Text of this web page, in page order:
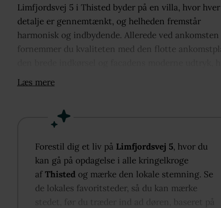
Limfjordsvej 5 i Thisted byder på en villa, hvor hver
detalje er gennemtænkt, og helheden fremstår
harmonisk og indbydende. Allerede ved ankomsten
fornemmer du kvaliteten med den flotte
de store vinduespartier skaber en smuk forbindelse
som én gennemført helhed.
Indenfor mødes du af en rummelig entré, hvor lyse
overflader og varme trædetaljer sætter tonen for
af boligen. Planløsningen binder boligens afsnit
elegant sammen og understreger balancen mellem
æstetik og funktion i dagligdagen.
Læs mere
Forestil dig et liv på Limfjordsvej 5, hvor du
kan gå på opdagelse i alle kringelkroge
afThisted og mærke den lokale stemning. Se
de lokales favoritsteder, så du kan mærke
stedet, før du træder ind ad døren, baseret på